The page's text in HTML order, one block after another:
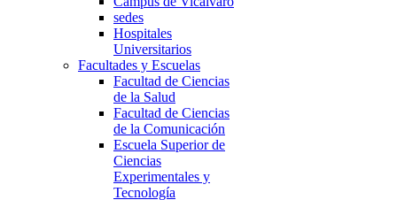
sedes
Hospitales
Universitarios
Facultades y Escuelas
Facultad de Ciencias
de la Salud
Facultad de Ciencias
de la Comunicación
Escuela Superior de
Ciencias
Experimentales y
Tecnología